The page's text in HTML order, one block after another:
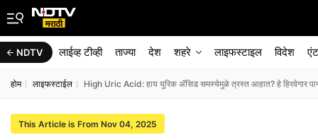
NDTV लाईव्ह टीव्ही ताज्या देश शहरे लाइफस्टाइल विदेश
होम लाइफस्टाईल High Uric Acid: हाय युरिक अ‍ॅसिड समस्येमुळे त्रस्त आहात? हे हिरवेगार पान
This Article is From Nov 04, 2025